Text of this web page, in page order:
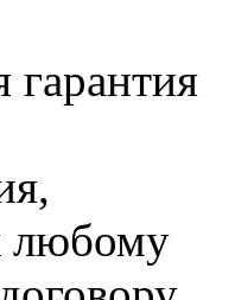
гарантия
любому